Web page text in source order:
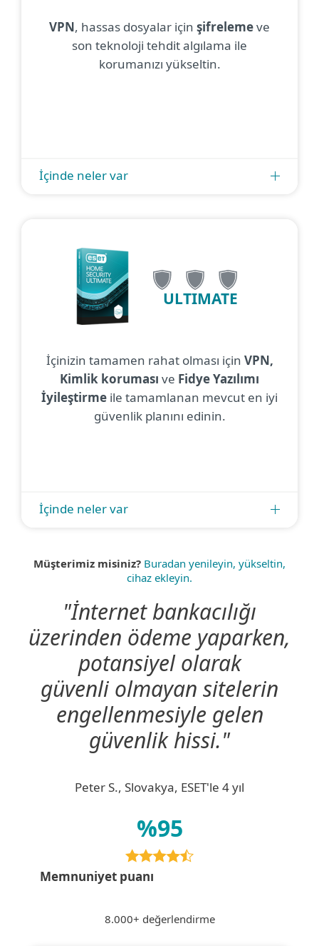
VPN, hassas dosyalar için şifrelemeve
son teknoloji tehdit algılama ile
korumanızı yükseltin.
İçinde neler var
ULTIMATE
İçinizin tamamen rahat olması için VPN,
Kimlik koruması ve Fidye Yazılımı
İyileştirme ile tamamlanan mevcut en iyi
güvenlik planını edinin.
İçinde neler var
Müşterimiz misiniz? Buradan yenileyin, yükseltin,
cihaz ekleyin.
"İnternet bankacılığı
üzerinden ödeme yaparken,
potansiyel olarak
güvenli olmayan sitelerin
engellenmesiyle gelen
güvenlik hissi."
Peter S., Slovakya, ESET'le 4 yıl
%95
Memnuniyet puanı
8.000+ değerlendirme